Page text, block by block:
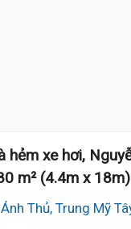
hẻm xe hơi,
m² (4.4m x 18m)
Thủ, Trung Mỹ